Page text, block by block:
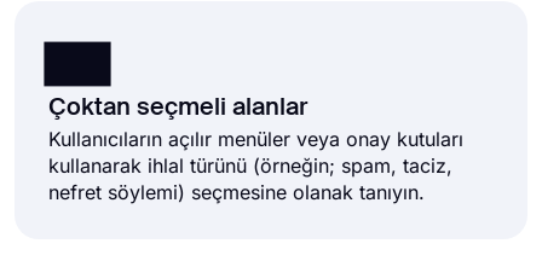
Çoktan seçmeli alanlar
Kullanıcıların açılır menüler veya onay kutuları
kullanarak ihlal türünü (örneğin; spam, taciz,
nefret söylemi) seçmesine olanak tanıyın.